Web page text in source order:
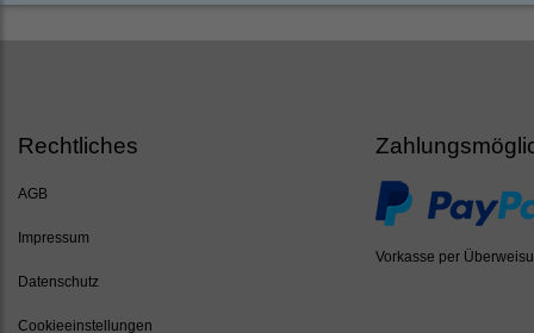
Rechtliches
AGB
Impressum
Datenschutz
Cookieeinstellungen
Vorkasse per